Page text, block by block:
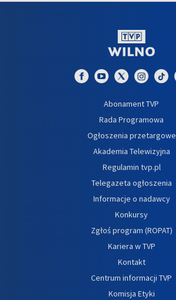
Abonament TVP
Rada Programowa
Ogłoszenia przetargowe
Akademia Telewizyjna
Regulamin tvp.pl
Telegazeta ogłoszenia
Informacje o nadawcy
Konkursy
Zgłoś program (ROPAT)
Kariera w TVP
Kontakt
Centrum informacji TVP
Komisja Etyki